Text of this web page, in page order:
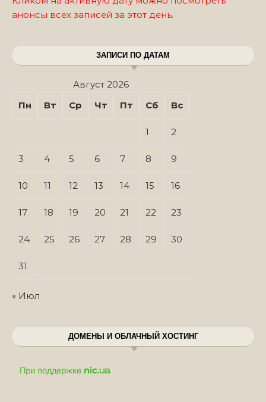
анонсы всех записей за этот день.
ЗАПИСИ ПО ДАТАМ
Август 2026
Пн
Вт Ср Чт Пт Сб Вс
1 2
3 4 5 6 7 8 9
10 11 12 13 14 15 16
17 18 19 20 21 22 23
24 25 26 27 28 29 30
31
« Июл
ДОМЕНЫ И ОБЛАЧНЫЙ ХОСТИНГ